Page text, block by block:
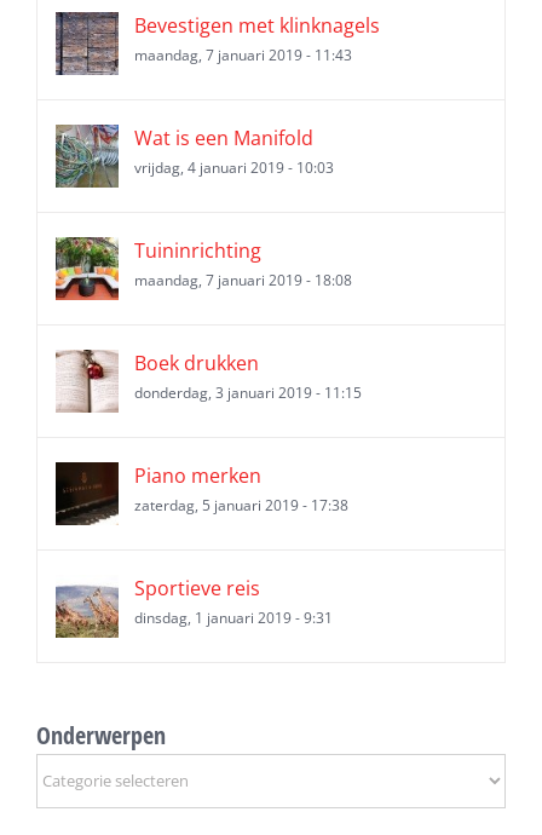
Bevestigen met klinknagels
maandag, 7 januari 2019 - 11:43
Wat is een Manifold
vrijdag, 4 januari 2019 - 10:03
Tuininrichting
maandag, 7 januari 2019 - 18:08
Boek drukken
donderdag, 3 januari 2019 - 11:15
Piano merken
zaterdag, 5 januari 2019 - 17:38
Sportieve reis
dinsdag, 1 januari 2019 - 9:31
Onderwerpen
Onderwerpen